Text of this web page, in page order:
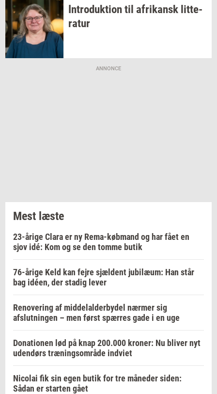
In­tro­duk­tiontil afri­kansk lit­te­
ra­tur
ANNONCE
Mest læste
23-årige Clara er ny Rema-købmand og har fået en
sjov idé: Kom og se den tomme butik
76-årige Keld kan fejre sjældent jubilæum: Han står
bag idéen, der stadig lever
Renovering af middelalderbydel nærmer sig
afslutningen – men først spærres gade i en uge
Donationen lød på knap 200.000 kroner: Nu bliver nyt
udendørs træningsområde indviet
Nicolai fik sin egen butik for tre måneder siden:
Sådan er starten gået